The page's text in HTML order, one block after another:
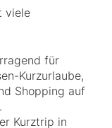
viele
für
Kurzurlaube,
Shopping auf
Kurztrip in